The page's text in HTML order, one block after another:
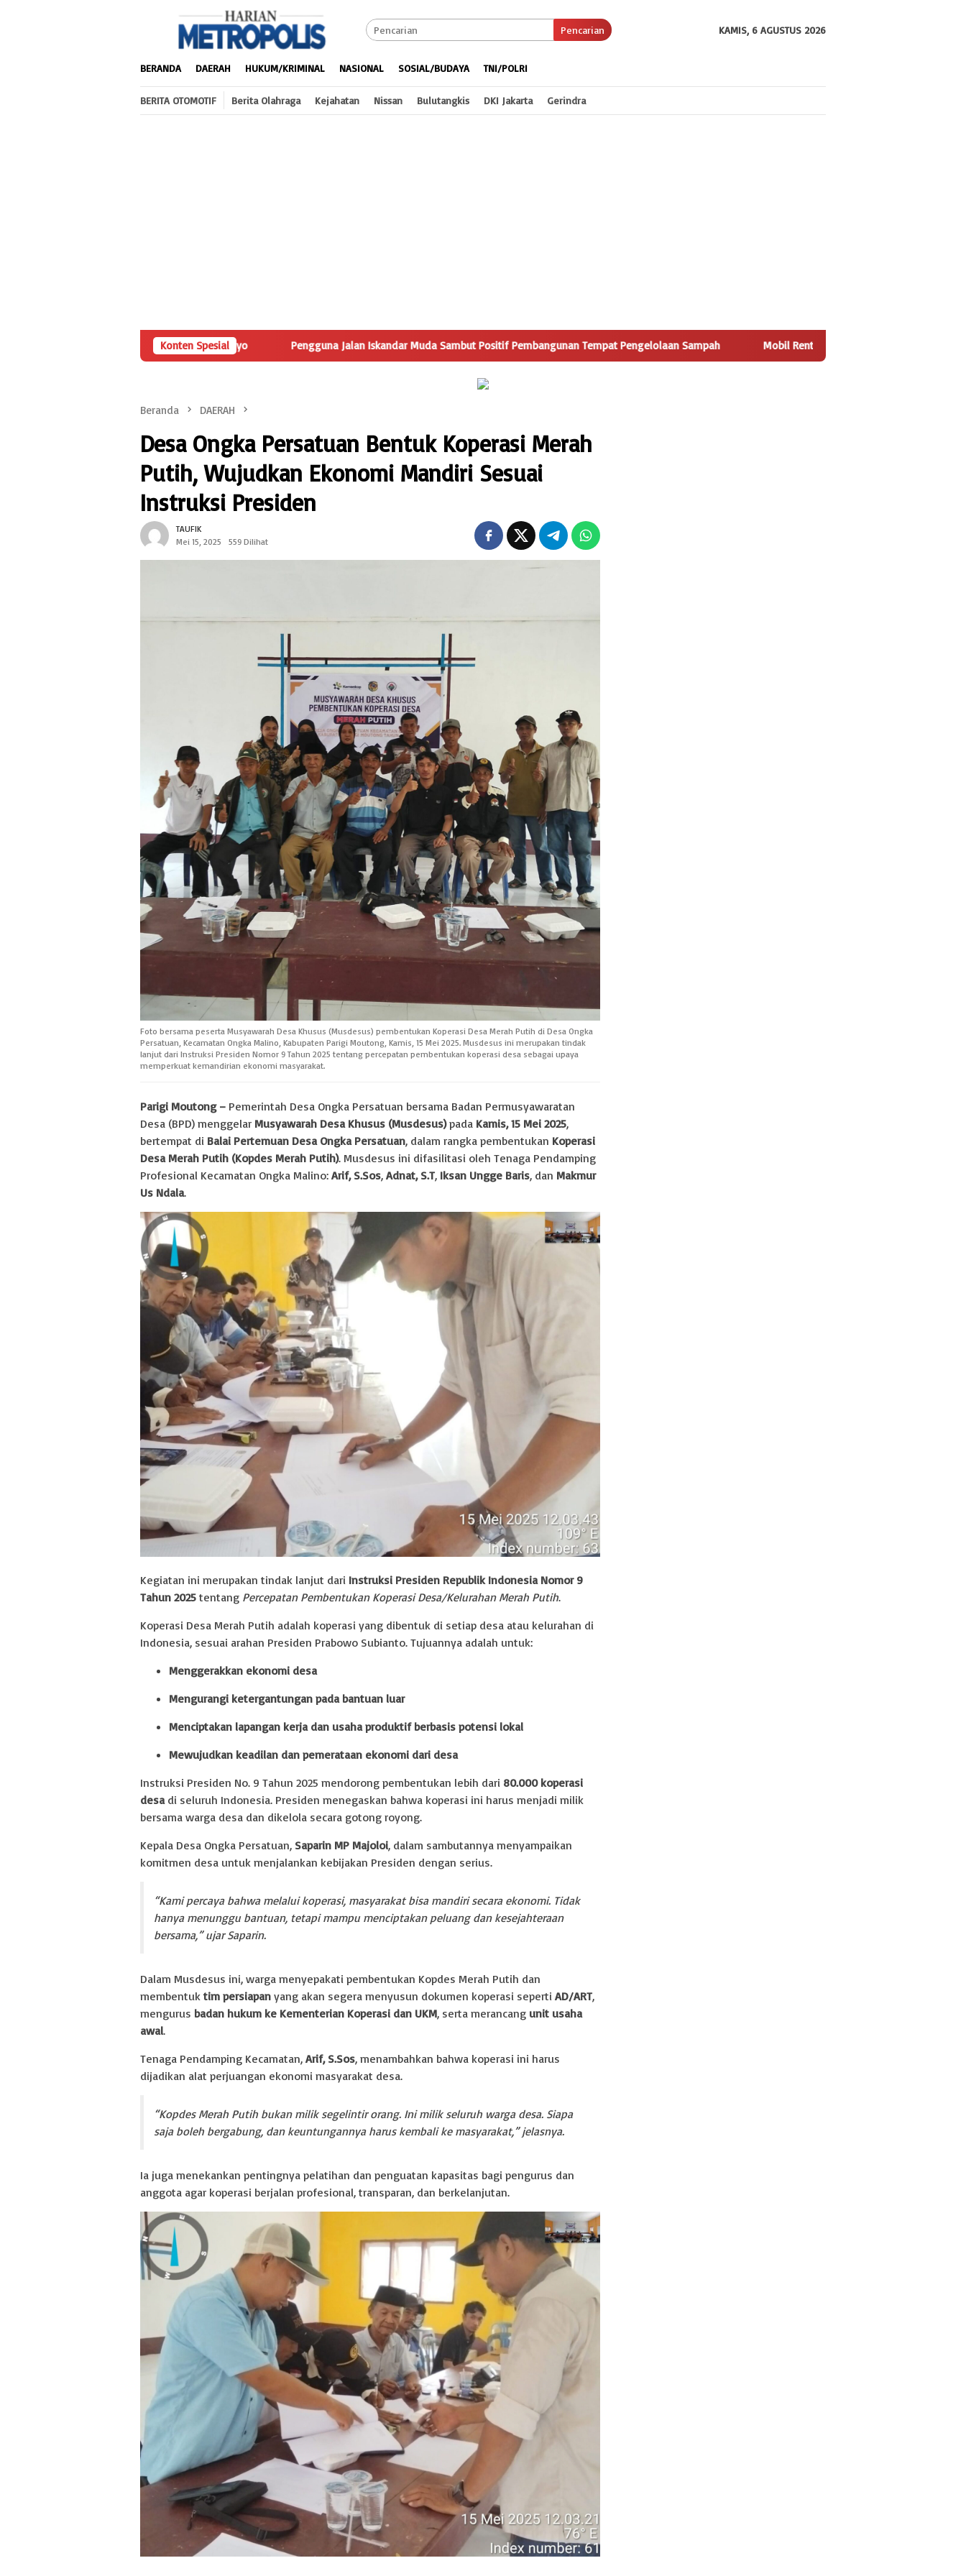
Pencarian KAMIS, 6 AGUSTUS 2026
BERANDA DAERAH HUKUM/KRIMINAL NASIONAL SOSIAL/BUDAYA TNI/POLRI
BERITA OTOMOTIF Berita Olahraga Kejahatan Nissan Bulutangkis DKI Jakarta Gerindra
Konten Spesial
Pengguna Jalan Iskandar Muda Sambut Positif Pembangunan Tempat Pengelolaan Sampah Mobil Rental Tak Kunjung Kembali, Kepala Pekon Tanjung Jati
Beranda DAERAH
Desa Ongka Persatuan Bentuk Koperasi Merah
Putih, Wujudkan Ekonomi Mandiri Sesuai
Instruksi Presiden
TAUFIK
Mei 15, 2025
559 Dilihat
Foto bersama peserta Musyawarah Desa Khusus (Musdesus) pembentukan Koperasi Desa Merah Putih di Desa Ongka
Persatuan, Kecamatan Ongka Malino, Kabupaten Parigi Moutong, Kamis, 15 Mei 2025. Musdesus ini merupakan tindak
lanjut dari Instruksi Presiden Nomor 9 Tahun 2025 tentang percepatan pembentukan koperasi desa sebagai upaya
memperkuat kemandirian ekonomi masyarakat.
Parigi Moutong – Pemerintah Desa Ongka Persatuan bersama Badan Permusyawaratan
Desa (BPD) menggelar Musyawarah Desa Khusus (Musdesus)pada Kamis, 15 Mei 2025,
bertempat di Balai Pertemuan Desa Ongka Persatuan, dalam rangka pembentukan Koperasi
Desa Merah Putih (Kopdes Merah Putih). Musdesus ini difasilitasi oleh Tenaga Pendamping
Profesional Kecamatan Ongka Malino: Arif, S.Sos, Adnat, S.T, Iksan Ungge Baris, dan Makmur
Us Ndala.
Kegiatan ini merupakan tindak lanjut dari Instruksi Presiden Republik Indonesia Nomor 9
Tahun 2025 tentang Percepatan Pembentukan Koperasi Desa/Kelurahan Merah Putih.
Koperasi Desa Merah Putih adalah koperasi yang dibentuk di setiap desa atau kelurahan di
Indonesia, sesuai arahan Presiden Prabowo Subianto. Tujuannya adalah untuk:
Menggerakkan ekonomi desa
Mengurangi ketergantungan pada bantuan luar
Menciptakan lapangan kerja dan usaha produktif berbasis potensi lokal
Mewujudkan keadilan dan pemerataan ekonomi dari desa
Instruksi Presiden No. 9 Tahun 2025 mendorong pembentukan lebih dari 80.000 koperasi
desa di seluruh Indonesia. Presiden menegaskan bahwa koperasi ini harus menjadi milik
bersama warga desa dan dikelola secara gotong royong.
Kepala Desa Ongka Persatuan, Saparin MP Majoloi, dalam sambutannya menyampaikan
komitmen desa untuk menjalankan kebijakan Presiden dengan serius.
“Kami percaya bahwa melalui koperasi, masyarakat bisa mandiri secara ekonomi. Tidak
hanya menunggu bantuan, tetapi mampu menciptakan peluang dan kesejahteraan
bersama,” ujar Saparin.
Dalam Musdesus ini, warga menyepakati pembentukan Kopdes Merah Putih dan
membentuk tim persiapan yang akan segera menyusun dokumen koperasi seperti AD/ART,
mengurus badan hukum ke Kementerian Koperasi dan UKM, serta merancang unit usaha
awal.
Tenaga Pendamping Kecamatan, Arif, S.Sos, menambahkan bahwa koperasi ini harus
dijadikan alat perjuangan ekonomi masyarakat desa.
“Kopdes Merah Putih bukan milik segelintir orang. Ini milik seluruh warga desa. Siapa
saja boleh bergabung, dan keuntungannya harus kembali ke masyarakat,” jelasnya.
Ia juga menekankan pentingnya pelatihan dan penguatan kapasitas bagi pengurus dan
anggota agar koperasi berjalan profesional, transparan, dan berkelanjutan.